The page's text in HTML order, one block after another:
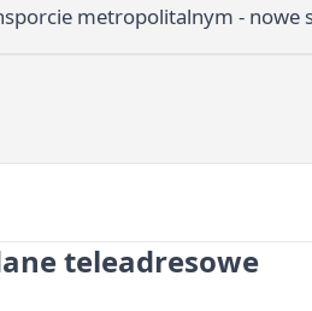
metropolitalnym - nowe
teleadresowe